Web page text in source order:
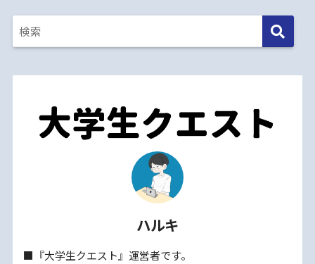
ハルキ
■『大学生クエスト』運営者です。